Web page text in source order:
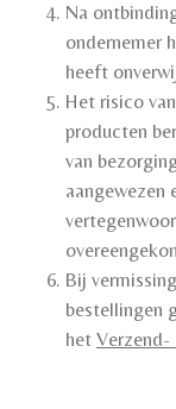
Na
ondernemer
heeft
Het risico
producten
van
aangewezen
Bij
bestellingen
het Verzend-